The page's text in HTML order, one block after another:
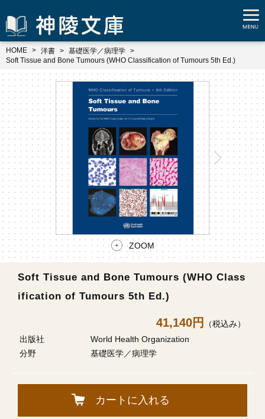
HOME 洋書
基礎医学／病理学
Soft Tissue and Bone Tumours (WHO Classification of Tumours 5th Ed.)
ZOOM
Soft Tissue and Bone Tumours (WHO Class
ification of Tumours 5th Ed.)
41,140円
（税込み）
出版社
World Health Organization
分野
基礎医学／病理学
カートに入れる